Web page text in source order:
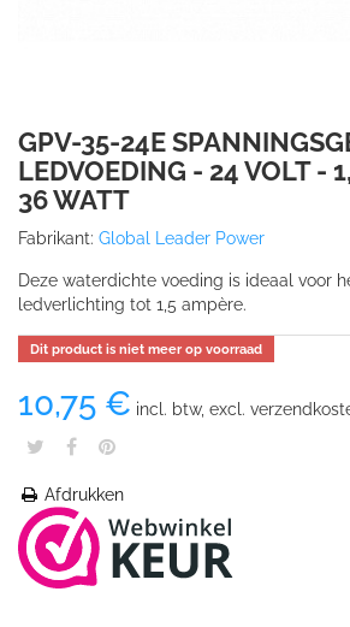
GPV-35-24E
LEDVOEDING - 24 VOLT -
36 WATT
Fabrikant: Global Leader Power
Deze waterdichte voeding is ideaal voor
ledverlichting tot 1,5 ampère.
Dit product is niet meer op voorraad
10,75 € incl. btw, excl.
Afdrukken